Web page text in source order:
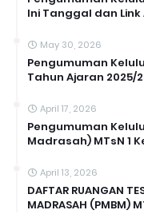
Ini Tanggal dan Link
May 30, 2026
Pengumuman
Tahun Ajaran 2025/
April 17, 2026
Pengumuman
Madrasah) MTsN 1
April 13, 2026
DAFTAR RUANGAN
MADRASAH (PMBM)